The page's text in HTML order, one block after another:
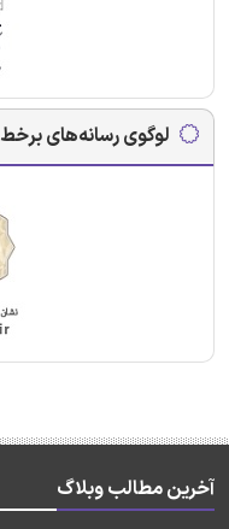
لوگوی رسانه‌های برخط
آخرین مطالب وبلاگ